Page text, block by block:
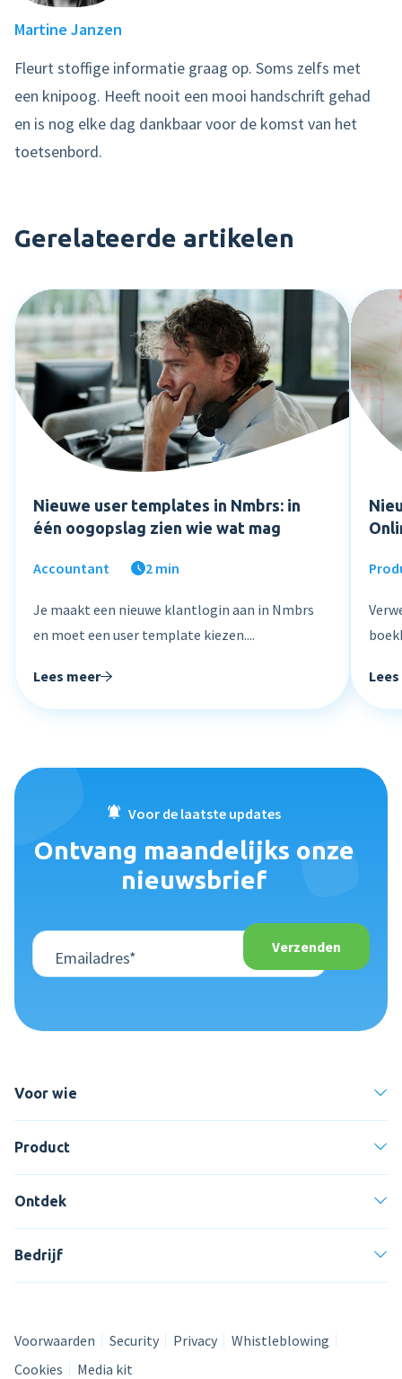
Martine Janzen
Fleurt stoffige informatie graag op. Soms zelfs met
een knipoog. Heeft nooit een mooi handschrift gehad
en is nog elke dag dankbaar voor de komst van het
toetsenbord.
Gerelateerde artikelen
Nieuwe user templates in Nmbrs: in
één oogopslag zien wie wat mag
Accountant 2 min
Je maakt een nieuwe klantlogin aan in Nmbrs
en moet een user template kiezen....
Lees meer
Voor de laatste updates
Ontvang maandelijks onze
nieuwsbrief
Voor wie
Product
Ontdek
Bedrijf
Voorwaarden Security Privacy
Whistleblowing
Cookies
Media kit